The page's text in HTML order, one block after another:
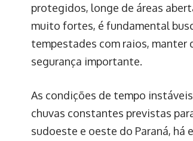
protegidos, longe de áreas
muito fortes, é fundamental
tempestades com raios, manter
segurança importante.
As condições de tempo
chuvas constantes previstas
sudoeste e oeste do Paraná, há